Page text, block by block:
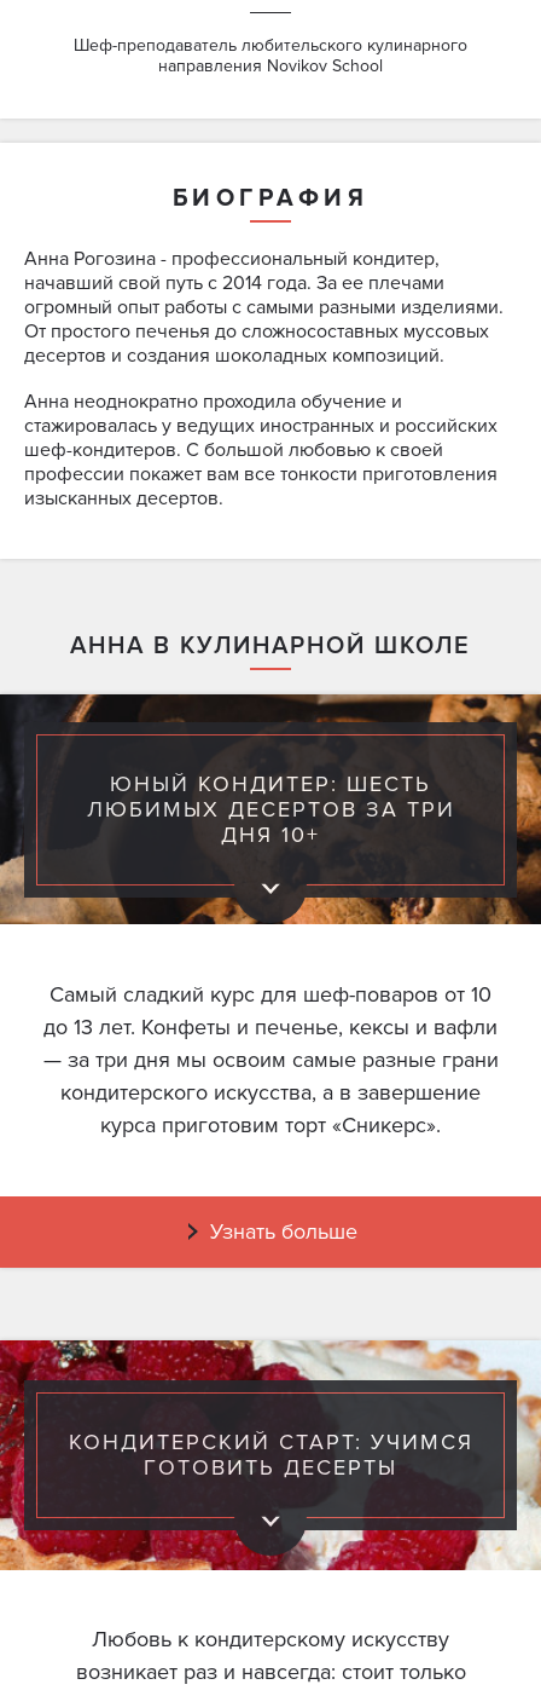
Шеф-преподаватель любительского кулинарного
направления Novikov School
БИОГРАФИЯ
Анна Рогозина - профессиональный кондитер,
начавший свой путь с 2014 года. За ее плечами
огромный опыт работы с самыми разными изделиями.
От простого печенья до сложносоставных муссовых
десертов и создания шоколадных композиций.
Анна неоднократно проходила обучение и
стажировалась у ведущих иностранных и российских
шеф-кондитеров. С большой любовью к своей
профессии покажет вам все тонкости приготовления
изысканных десертов.
АННА В КУЛИНАРНОЙ ШКОЛЕ
ЮНЫЙ КОНДИТЕР: ШЕСТЬ
ЛЮБИМЫХ ДЕСЕРТОВ ЗА ТРИ
ДНЯ 10+
Самый сладкий курс для шеф-поваров от 10
до 13 лет. Конфеты и печенье, кексы и вафли
— за три дня мы освоим самые разные грани
кондитерского искусства, а в завершение
курса приготовим торт «Сникерс».
Узнать больше
КОНДИТЕРСКИЙ СТАРТ: УЧИМСЯ
ГОТОВИТЬ ДЕСЕРТЫ
Любовь к кондитерскому искусству
возникает раз и навсегда: стоит только